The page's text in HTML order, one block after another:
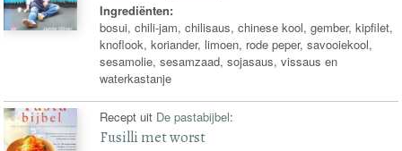
Ingrediënten:
bosui, chili-jam, chilisaus, chinese kool, gember, kipfilet,
knoflook, koriander, limoen, rode peper, savooiekool,
sesamolie, sesamzaad, sojasaus, vissaus en
waterkastanje
Recept uit De pastabijbel:
Fusilli met worst